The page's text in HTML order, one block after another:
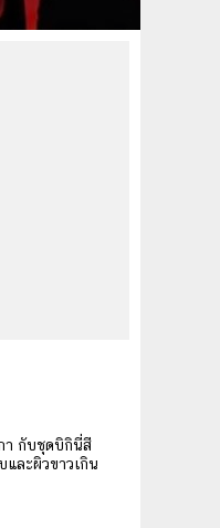
า กับชุดบิกินี่สี
ละผิวขาวเกิน